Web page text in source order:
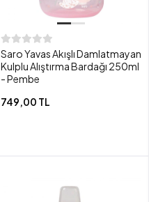
Saro Yavas Akışlı Damlatmayan
Kulplu Alıştırma Bardağı 250ml
- Pembe
749,00 TL